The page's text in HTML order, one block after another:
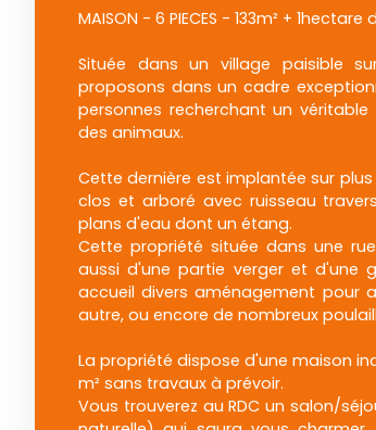
MAISON - 6 PIECES - 133m² + 1hectare
Située dans un village paisible
proposons dans un cadre
personnes recherchant un
des animaux.
Cette dernière est implantée sur
clos et arboré avec ruisseau
plans d'eau dont un étang.
Cette propriété située dans une
aussi d'une partie verger et d'une
accueil divers aménagement pour
autre, ou encore de nombreux
La propriété dispose d'une maison
m² sans travaux à prévoir.
Vous trouverez au RDC un salon/